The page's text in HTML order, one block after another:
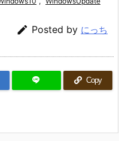
 Posted by にっち
Copy